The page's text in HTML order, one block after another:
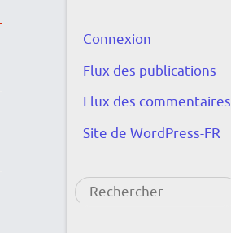
Connexion
Flux des publications
Flux des commentaires
Site de WordPress-FR
Rechercher